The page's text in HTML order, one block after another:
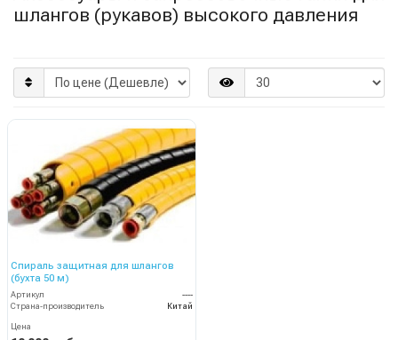
шлангов (рукавов) высокого давления
Спираль защитная для шлангов
(бухта 50 м)
Артикул
----
Страна-производитель
Китай
Цена